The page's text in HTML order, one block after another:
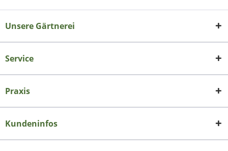
Unsere Gärtnerei
Service
Praxis
Kundeninfos